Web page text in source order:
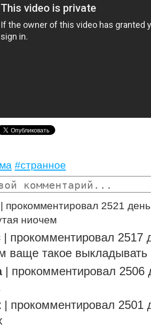
#странное
| прокомментировал 2521
ниочем
прокомментировал 2517
ваще такое
| прокомментировал 2506
прокомментировал 2501